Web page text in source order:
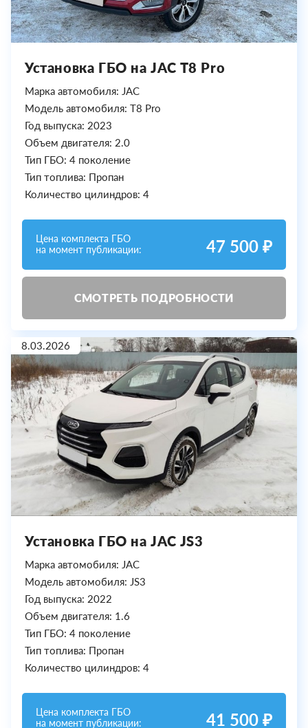
Установка ГБО на JAC T8 Pro
Марка автомобиля: JAC
Модель автомобиля: T8 Pro
Год выпуска: 2023
Объем двигателя: 2.0
Тип ГБО: 4 поколение
Тип топлива: Пропан
Количество цилиндров: 4
Цена комплекта ГБО
на момент публикации:
47 500 ₽
СМОТРЕТЬ ПОДРОБНОСТИ
8.03.2026
Установка ГБО на JAC JS3
Марка автомобиля: JAC
Модель автомобиля: JS3
Год выпуска: 2022
Объем двигателя: 1.6
Тип ГБО: 4 поколение
Тип топлива: Пропан
Количество цилиндров: 4
Цена комплекта ГБО
на момент публикации:
41 500 ₽